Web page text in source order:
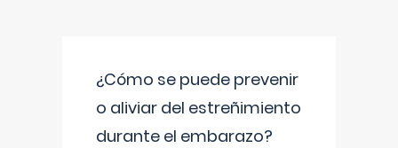
¿Cómo se puede prevenir
o aliviar del estreñimiento
durante el embarazo?